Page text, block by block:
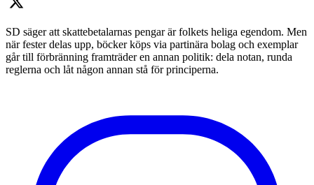
SD säger att skattebetalarnas pengar är folkets heliga egendom. Men
när fester delas upp, böcker köps via partinära bolag och exemplar
går till förbränning framträder en annan politik: dela notan, runda
reglerna och låt någon annan stå för principerna.